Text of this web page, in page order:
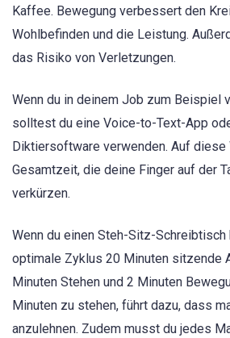
Kaffee. Bewegung verbessert den
Wohlbefinden und die Leistung.
das Risiko von Verletzungen.
Wenn du in deinem Job zum Beispiel
solltest du eine Voice-to-Text-App
Diktiersoftware verwenden. Auf diese
Gesamtzeit, die deine Finger auf der
verkürzen.
Wenn du einen Steh-Sitz-
optimale Zyklus 20 Minuten sitzende
Minuten Stehen und 2 Minuten
Minuten zu stehen, führt dazu, dass
anzulehnen. Zudem musst du jedes